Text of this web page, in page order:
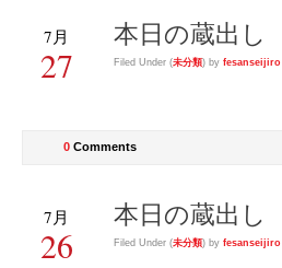
7月
27
本日の蔵出し
Filed Under (未分類) by fesanseijiro
0 Comments
7月
26
本日の蔵出し
Filed Under (未分類) by fesanseijiro